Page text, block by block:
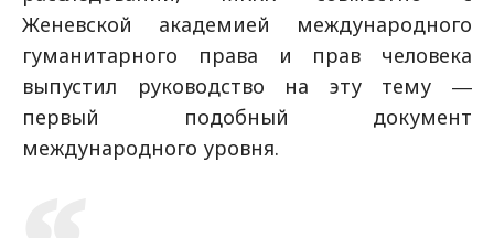
Женевской академией международного
гуманитарного права и прав человека
выпустил руководство на эту тему ―
первый подобный документ
международного уровня.